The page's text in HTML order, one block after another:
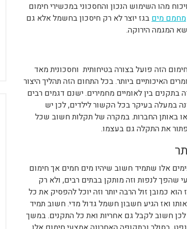
מהו השימוש הנכון והחסכוני במכשירי חימום
מחמם מיםבגז יוצר לא רק חיסכון בחשמל אלא גם
המגמה הירוקה.
הזה פועל בצורה בטיחותית וחסכונית מאד
האיכותיים ביותר. בכל התחום הזה תהליך היצור
בין לאומיים מחמירים. ישנם דגמים רבים
במעלה בעיקר בכל הקשור לילדים, לכן יש
באותן החברות. במקרה של תקלות חשוב שכל
את התקלה גם בעצמו.
אלו שתמיד חשוב שיהיו מים חמים אך חימום
שהפך לנפות וזה מותקן בבתים רבים, ולא רק
כמובן זול הרבה יותר וזה יוכל להפסיק את כל
ואז הגיע חשבון חשמל גדול מדי. חשוב תמיד
לכן חשוב לקבל גם אחריות ואת כל התקנים. במשך